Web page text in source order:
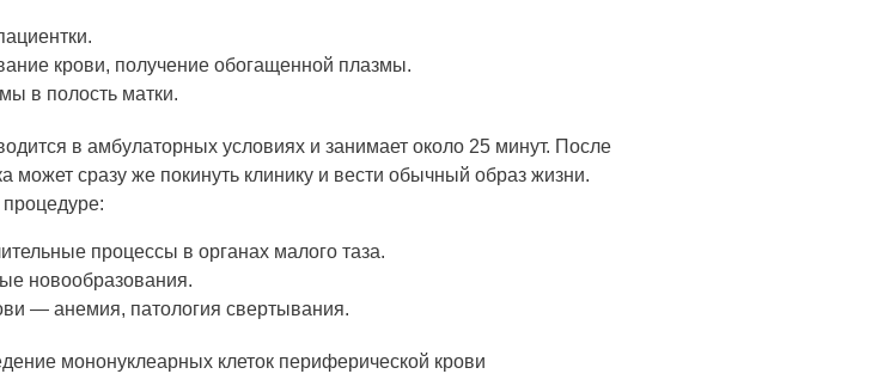
крови, получение обогащенной плазмы.
в полость матки.
в амбулаторных условиях и занимает около 25 минут. После
может сразу же покинуть клинику и вести обычный образ жизни.
процессы в органах малого таза.
новообразования.
— анемия, патология свертывания.
мононуклеарных клеток периферической крови